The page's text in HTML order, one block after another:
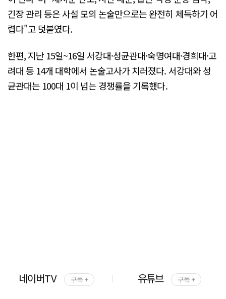
긴장 관리 등은 사설 모의 논술만으로는 완전히 체득하기 어
렵다"고 덧붙였다.
한편, 지난 15일~16일 서강대·성균관대·숙명여대·경희대·고
려대 등 14개 대학에서 논술고사가 치러졌다. 서강대와 성
균관대는 100대 1이 넘는 경쟁률을 기록했다.
네이버TV 구독 + 유튜브 구독 +